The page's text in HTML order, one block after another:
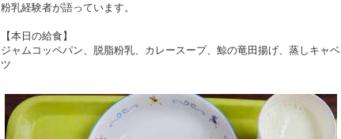
粉乳経験者が語っています。
【本日の給食】
ジャムコッペパン、脱脂粉乳、カレースープ、鯨の竜田揚げ、蒸しキャベ
ツ